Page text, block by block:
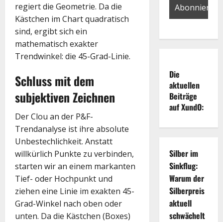
regiert die Geometrie. Da die
Kästchen im Chart quadratisch
sind, ergibt sich ein
mathematisch exakter
Trendwinkel: die 45-Grad-Linie.
Schluss mit dem
subjektiven Zeichnen
Der Clou an der P&F-
Trendanalyse ist ihre absolute
Unbestechlichkeit. Anstatt
willkürlich Punkte zu verbinden,
starten wir an einem markanten
Tief- oder Hochpunkt und
ziehen eine Linie im exakten 45-
Grad-Winkel nach oben oder
unten. Da die Kästchen (Boxes)
Die
aktuellen
Beiträge
auf XundO:
Silber im
Sinkflug:
Warum der
Silberpreis
aktuell
schwächelt